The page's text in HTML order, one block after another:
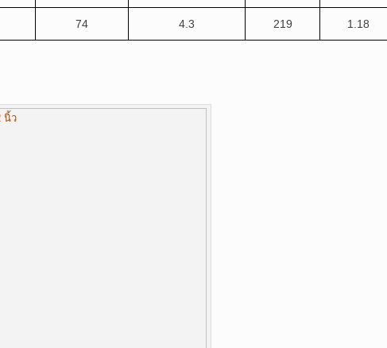
74 4.3 219
1.18